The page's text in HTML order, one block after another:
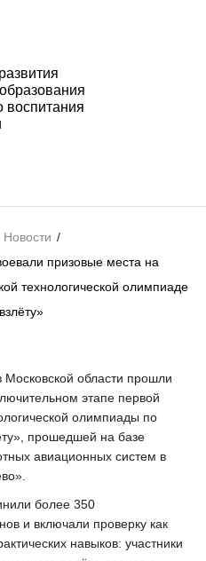
воспитания
Новости /
призовые места на
технологической олимпиаде
Московской области прошли
этапе первой
олимпиады по
прошедшей на базе
авиационных систем в
более 350
и включали проверку как
навыков: участники